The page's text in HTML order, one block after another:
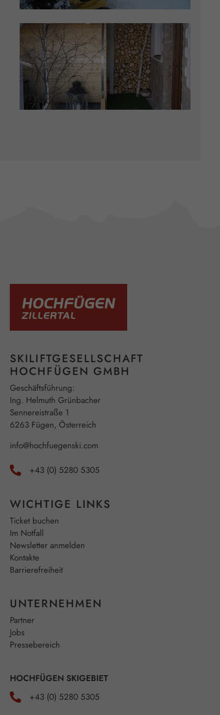
SKILIFTGESELLSCHAFT
HOCHFÜGEN GMBH
Geschäftsführung:
Ing. Helmuth Grünbacher
Sennereistraße 1
6263 Fügen, Österreich
info@hochfuegenski.com
+43 (0) 5280 5305
WICHTIGE LINKS
Ticket buchen
Im Notfall
Newsletter anmelden
Kontakte
Barrierefreiheit
UNTERNEHMEN
Partner
Jobs
Pressebereich
HOCHFÜGEN SKIGEBIET
+43 (0) 5280 5305